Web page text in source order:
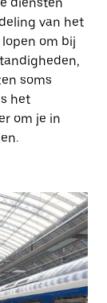
van het
om bij
soms
het
om je in